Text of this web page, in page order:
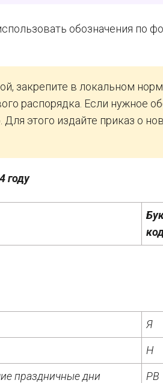
обозначения по
закрепите в локальном
распорядка. Если нужное
этого издайте приказ о
году
код
Я
Н
праздничные дни РВ